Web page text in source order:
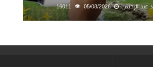
عبد الرحيم 05/08/2026
16011